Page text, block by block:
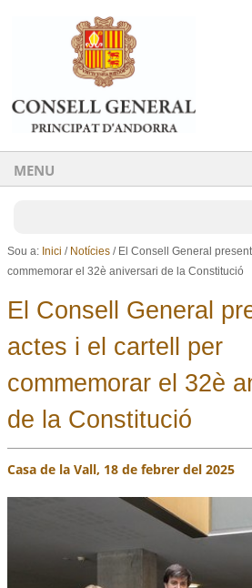
Ves al contingut.
Salta a la navegació
MENU
Sou a: Inici / Notícies / El Consell General
commemorar el 32è aniversari de la Constitució
El Consell General
actes i el cartell per
commemorar el 32è
de la Constitució
Casa de la Vall, 18 de febrer del 2025